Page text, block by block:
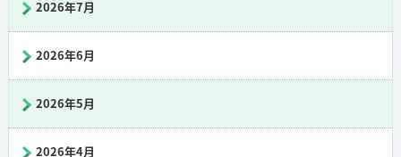
2026年7月
2026年6月
2026年5月
2026年4月